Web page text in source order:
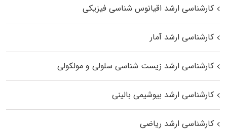
کارشناسی ارشد اقیانوس‌ شناسی فیزیکی
کارشناسی ارشد آمار
کارشناسی ارشد زیست شناسی سلولی و مولکولی
کارشناسی ارشد بیوشیمی بالینی
کارشناسی ارشد ریاضی